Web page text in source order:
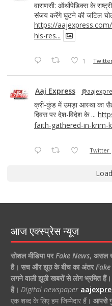
वाराणसी: ऑर्थोपेडिक्स के
संजय करेंगे घुटने की जटिल
https://
his-res...
1
Aaj Express
क्रीं-कुंड में उमड़ा आस्था का
दिवस पर देश-विदेश के ...
faith-gathered-in-krim-
Twitter
आज एक्स्प्रेस न्यूज
सोशल मीडिया पर Fake News, असल
है। सच और झूठ के बीच का अंतर
लगने वाली झूठी खबरों से लोग भ्रमित हैं।
है। Digital newspaper
एक शब्द के लिए हम जिम्मेदार हैं। आपसे